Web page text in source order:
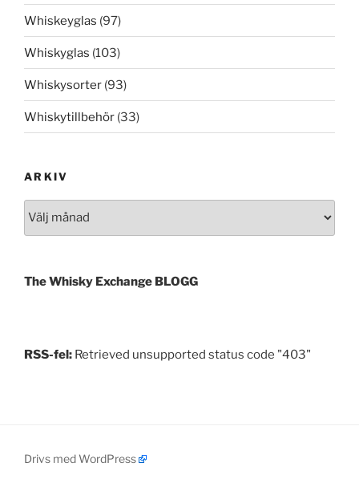
Whiskeyglas (97)
Whiskyglas (103)
Whiskysorter (93)
Whiskytillbehör (33)
ARKIV
The Whisky Exchange BLOGG
RSS-fel: Retrieved unsupported status code "403"
Drivs med WordPress